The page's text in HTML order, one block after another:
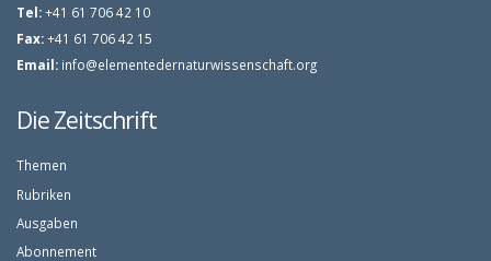
Tel:+41 61 706 42 10
Fax:+41 61 706 42 15
Email: info@elementedernaturwissenschaft.org
Die Zeitschrift
Themen
Rubriken
Ausgaben
Abonnement